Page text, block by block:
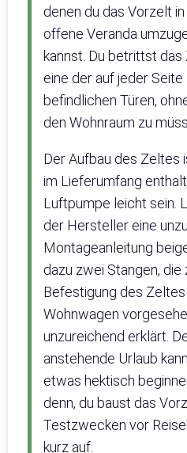
denen du das Vorzelt in
offene Veranda
kannst. Du betrittst
eine der auf jeder Seite
befindlichen Türen,
den Wohnraum zu
Der Aufbau des Zeltes
im Lieferumfang
Luftpumpe leicht sein.
der Hersteller eine
Montageanleitung
dazu zwei Stangen, die
Befestigung des Zeltes
Wohnwagen
unzureichend erklärt.
anstehende Urlaub
etwas hektisch
denn, du baust das
Testzwecken vor
kurz auf.